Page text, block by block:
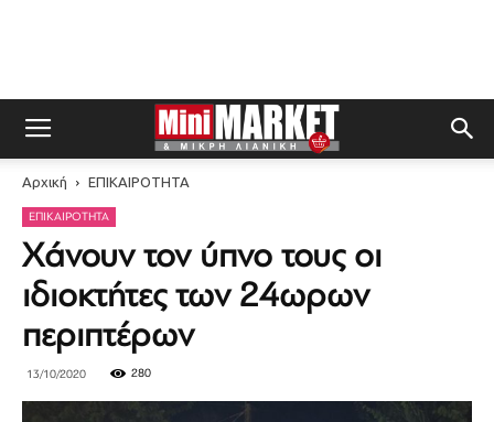
Αρχική ΕΠΙΚΑΙΡΟΤΗΤΑ
ΕΠΙΚΑΙΡΟΤΗΤΑ
Χάνουν τον ύπνο τους οι
ιδιοκτήτες των 24ωρων
περιπτέρων
13/10/2020 280